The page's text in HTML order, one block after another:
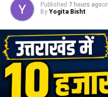
दिल्ली के इस अग्निकांड में बुधवार
उनकी गिरफ्तारी के बाद आम
गंभीर सवाल उठाए हैं। उत्तराखंड
Published 7 hours agoon
By Yogita Bisht